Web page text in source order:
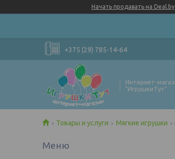
Начать продавать на Deal.by
+375 (29) 785-14-64
Интернет-
"ИгрушкиТут"
Товары и услуги Мягкие игрушки